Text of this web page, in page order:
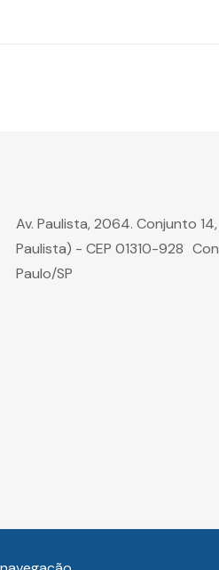
Av. Paulista, 2064. Conjunto
Paulista) - CEP 01310-928
Paulo/SP